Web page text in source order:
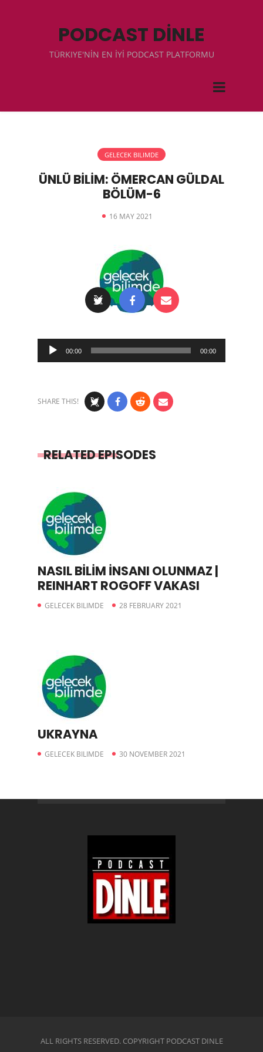
PODCAST DİNLE
TÜRKIYE'NİN EN İYİ PODCAST PLATFORMU
GELECEK BILIMDE
ÜNLÜ BİLİM: ÖMERCAN GÜLDAL
BÖLÜM-6
16 MAY 2021
Audio
Player
00:00 00:00
SHARE THIS!
RELATED EPISODES
NASIL BİLİM İNSANI OLUNMAZ |
REINHART ROGOFF VAKASI
GELECEK BILIMDE 28 FEBRUARY 2021
UKRAYNA
GELECEK BILIMDE 30 NOVEMBER 2021
ALL RIGHTS RESERVED. COPYRIGHT PODCAST DINLE